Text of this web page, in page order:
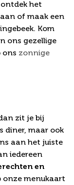
het
of maak een
Kom
ons gezellige
ons zonnige
zit je bij
diner, maar ook
aan het juiste
iedereen
en
onze menukaart